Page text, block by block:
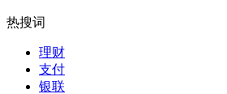
热搜词
理财
支付
银联